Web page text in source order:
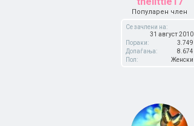
Популарен член
Се зачлени на:
31 август 2010
Пораки:
3.749
Допаѓања:
8.674
Пол:
Женски